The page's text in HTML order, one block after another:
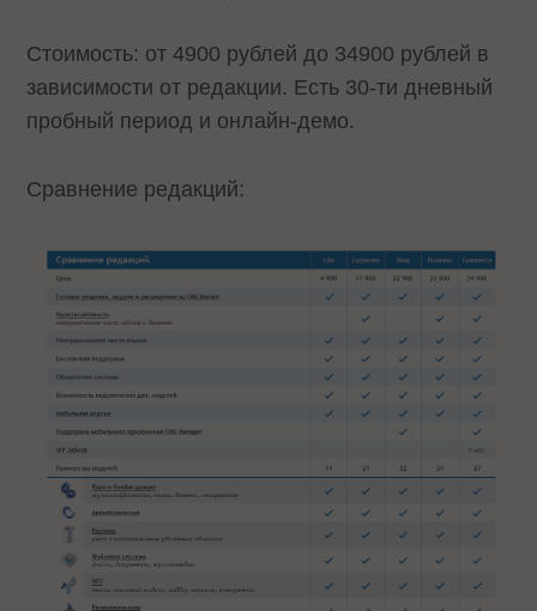
Стоимость: от 4900 рублей до 34900 рублей в
зависимости от редакции. Есть 30-ти дневный
пробный период и онлайн-демо.
Сравнение редакций: